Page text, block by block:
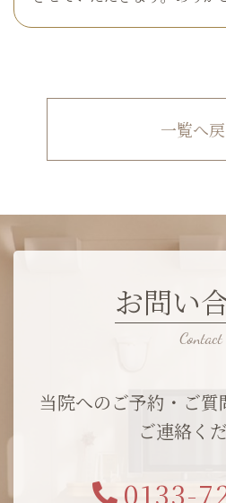
一覧へ
お問い
当院へのご予約・ご
ご連絡く
0133-